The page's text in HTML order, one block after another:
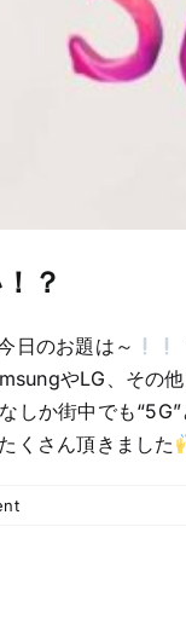
？
日のお題は～
やLG、その
しか街中でも
くさん頂きました